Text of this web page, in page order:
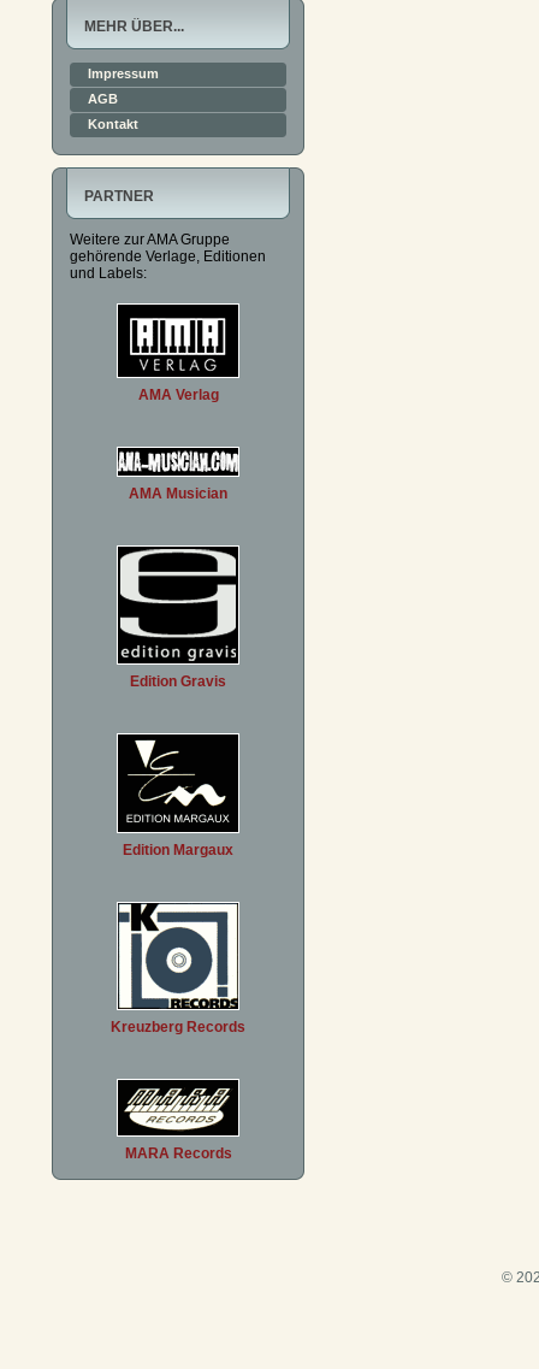
MEHR ÜBER...
Impressum
AGB
Kontakt
PARTNER
Weitere zur AMA Gruppe
gehörende Verlage, Editionen
und Labels:
AMA Verlag
AMA Musician
Edition Gravis
Edition Margaux
Kreuzberg Records
MARA Records
©